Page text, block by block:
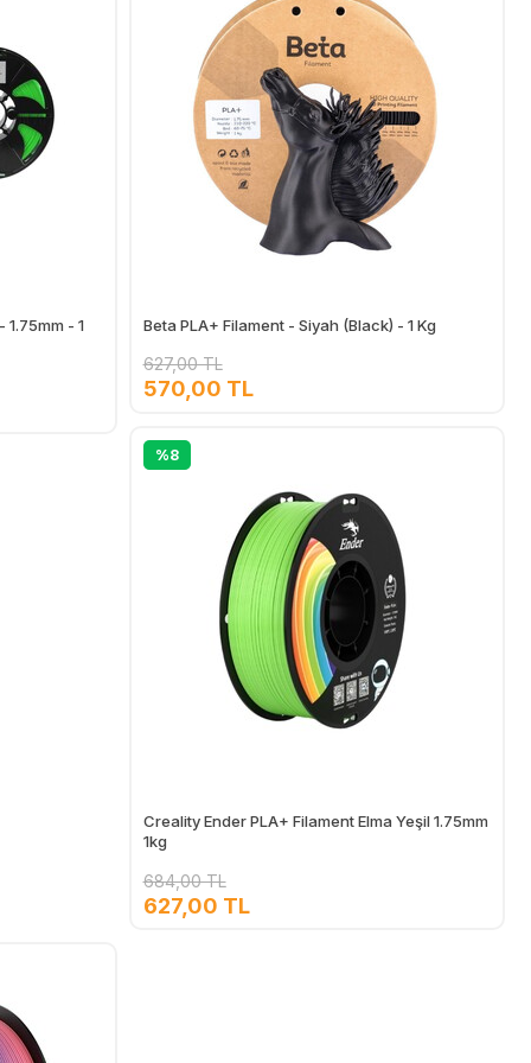
1.75mm - 1 Beta PLA+ Filament - Siyah (Black) - 1 Kg
627,00 TL
570,00 TL
%8
Creality Ender PLA+ Filament Elma Yeşil 1.75mm
1kg
684,00 TL
627,00 TL